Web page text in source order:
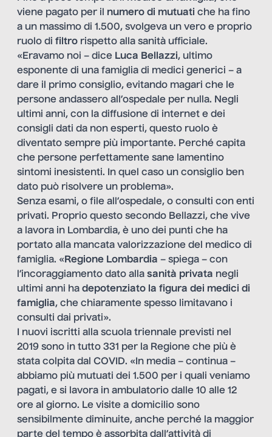
viene pagato per il numero di mutuati che ha fino
a un massimo di 1.500, svolgeva un vero e proprio
ruolo di filtro rispetto alla sanità ufficiale.
«Eravamo noi – dice Luca Bellazzi, ultimo
esponente di una famiglia di medici generici – a
dare il primo consiglio, evitando magari che le
persone andassero all’ospedale per nulla. Negli
ultimi anni, con la diffusione di internet e dei
consigli dati da non esperti, questo ruolo è
diventato sempre più importante. Perché capita
che persone perfettamente sane lamentino
sintomi inesistenti. In quel caso un consiglio ben
dato può risolvere un problema».
Senza esami, o file all’ospedale, o consulti con enti
privati. Proprio questo secondo Bellazzi, che vive
a lavora in Lombardia, è uno dei punti che ha
portato alla mancata valorizzazione del medico di
famiglia. «Regione Lombardia – spiega – con
l’incoraggiamento dato alla sanità privata negli
ultimi anni ha depotenziato la figura dei medici di
famiglia, che chiaramente spesso limitavano i
consulti dai privati».
I nuovi iscritti alla scuola triennale previsti nel
2019 sono in tutto 331 per la Regione che più è
stata colpita dal COVID. «In media – continua –
abbiamo più mutuati dei 1.500 per i quali veniamo
pagati, e si lavora in ambulatorio dalle 10 alle 12
ore al giorno. Le visite a domicilio sono
sensibilmente diminuite, anche perché la maggior
parte del tempo è assorbita dall’attività di